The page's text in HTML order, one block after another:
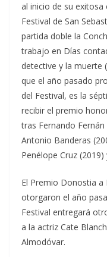
al inicio de su exitosa
Festival de San
partida doble la
trabajo en Días
detective y la muerte
que el año pasado
del Festival, es la
recibir el premio
tras Fernando
Antonio Banderas
Penélope Cruz
El Premio Donostia
otorgaron el año
Festival entregará
a la actriz Cate
Almodóvar.